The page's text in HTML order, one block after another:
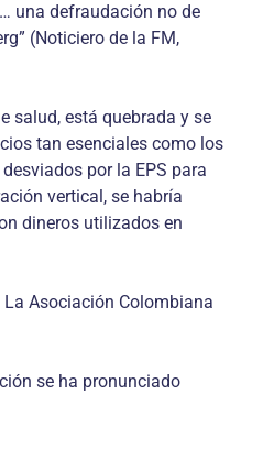
una defraudación no de
(Noticiero de la FM,
salud, está quebrada y se
tan esenciales como los
por la EPS para
vertical, se habría
dineros utilizados en
Asociación Colombiana
se ha pronunciado